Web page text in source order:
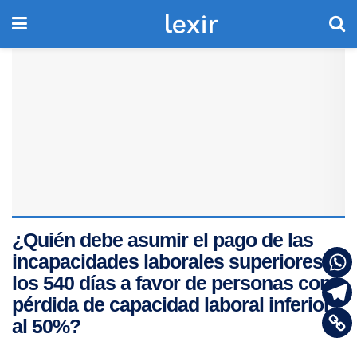
¿Quién debe asumir el pago de las
incapacidades laborales superiores a
los 540 días a favor de personas con
pérdida de capacidad laboral inferior
al 50%?